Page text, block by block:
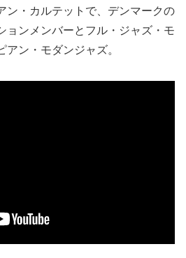
ン・カルテットで、デンマークの
ョンメンバーとフル・ジャズ・モ
ン・モダンジャズ。